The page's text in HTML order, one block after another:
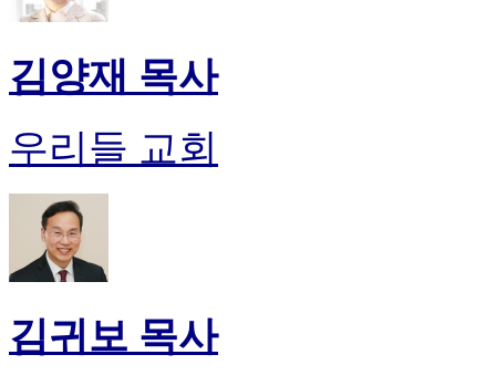
김양재 목사
우리들 교회
김귀보 목사